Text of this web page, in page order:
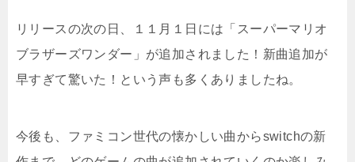
リリースの次の日、１１月１日には「スーパーマリオ
ブラザーズワンダー」が追加されました！新曲追加が
早すぎて驚いた！という声も多くありましたね。
今後も、ファミコン世代の懐かしい曲からswitchの新